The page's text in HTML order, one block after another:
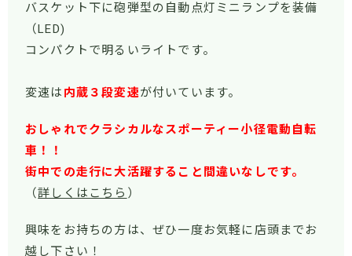
バスケット下に砲弾型の自動点灯ミニランプを装備
（LED)
コンパクトで明るいライトです。
変速は 内蔵３段変速が付いています。
おしゃれでクラシカルなスポーティー小径電動自転
車！！
街中での走行に大活躍すること間違いなしです。
（詳しくはこちら ）
興味をお持ちの方は、ぜひ一度お気軽に店頭までお
越し下さい！